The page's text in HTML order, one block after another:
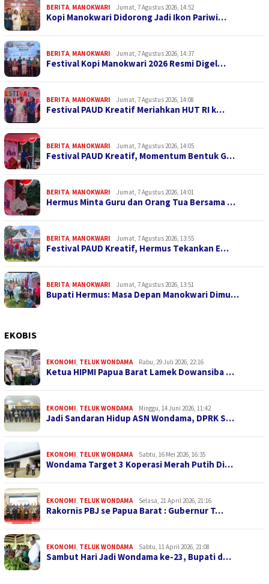
BERITA, MANOKWARI Jumat, 7 Agustus 2026, 14:52
Kopi Manokwari Didorong Jadi Ikon Pariwi…
BERITA, MANOKWARI Jumat, 7 Agustus 2026, 14:37
Festival Kopi Manokwari 2026 Resmi Digel…
BERITA, MANOKWARI Jumat, 7 Agustus 2026, 14:08
Festival PAUD Kreatif Meriahkan HUT RI k…
BERITA, MANOKWARI Jumat, 7 Agustus 2026, 14:05
Festival PAUD Kreatif, Momentum Bentuk G…
BERITA, MANOKWARI Jumat, 7 Agustus 2026, 14:01
Hermus Minta Guru dan Orang Tua Bersama …
BERITA, MANOKWARI Jumat, 7 Agustus 2026, 13:55
Festival PAUD Kreatif, Hermus Tekankan E…
BERITA, MANOKWARI Jumat, 7 Agustus 2026, 13:51
Bupati Hermus: Masa Depan Manokwari Dimu…
EKOBIS
EKONOMI, TELUK WONDAMA Rabu, 29 Juli 2026, 22:16
Ketua HIPMI Papua Barat Lamek Dowansiba …
EKONOMI, TELUK WONDAMA Minggu, 14 Juni 2026, 11:42
Jadi Sandaran Hidup ASN Wondama, DPRK S…
EKONOMI, TELUK WONDAMA Sabtu, 16 Mei 2026, 16:35
Wondama Target 3 Koperasi Merah Putih Di…
EKONOMI, TELUK WONDAMA Selasa, 21 April 2026, 21:16
Rakornis PBJ se Papua Barat : Gubernur T…
EKONOMI, TELUK WONDAMA Sabtu, 11 April 2026, 21:08
Sambut Hari Jadi Wondama ke-23, Bupati d…